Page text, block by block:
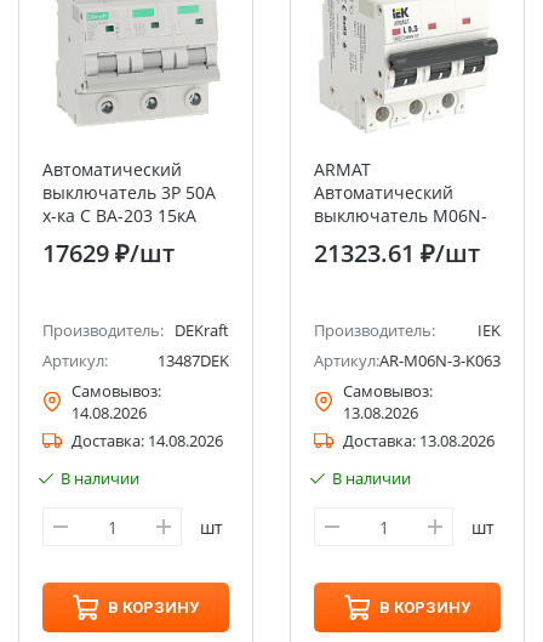
Автоматический
выключатель 3P 50A
х-ка C ВА-203 15кА
17629 ₽/шт
Производитель: DEKraft
Артикул:
13487DEK
Самовывоз:
14.08.2026
Доставка: 14.08.2026
В наличии
шт
В КОРЗИНУ
ARMAT
Автоматический
выключатель M06N-
DC 3P K 63А IEK
21323.61 ₽/шт
Производитель:
IEK
Артикул:AR-M06N-3-K063DC
Самовывоз:
13.08.2026
Доставка: 13.08.2026
В наличии
шт
В КОРЗИНУ